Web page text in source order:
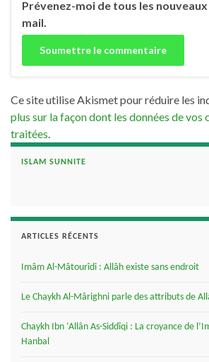
Prévenez-moi de tous les
mail.
Ce site utilise Akismet pour réduire les
plus sur la façon dont les données de
traitées
ISLAM SUNNITE
ARTICLES RÉCENTS
Imâm Al-Mâtourîdi : Allâh existe sans endroit
Le Chaykh Al-Mârighni parle des attributs de
Chaykh Ibn ‘Allân As-Siddîqi : La croyance de
Hanbal